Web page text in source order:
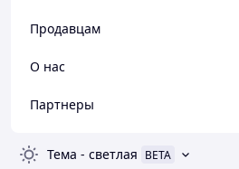
Продавцам
О нас
Партнеры
Тема - светлая BETA